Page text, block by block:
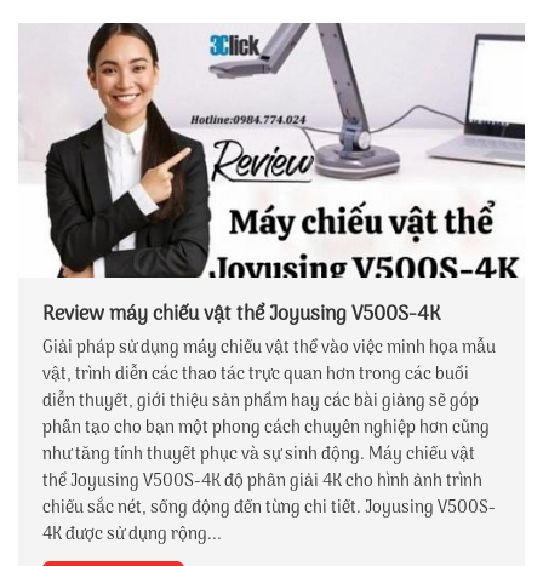
Review máy chiếu vật thể Joyusing V500S-4K
Giải pháp sử dụng máy chiếu vật thể vào việc minh họa mẫu
vật, trình diễn các thao tác trực quan hơn trong các buổi
diễn thuyết, giới thiệu sản phẩm hay các bài giảng sẽ góp
phần tạo cho bạn một phong cách chuyên nghiệp hơn cũng
như tăng tính thuyết phục và sự sinh động. Máy chiếu vật
thể Joyusing V500S-4K độ phân giải 4K cho hình ảnh trình
chiếu sắc nét, sống động đến từng chi tiết. Joyusing V500S-
4K được sử dụng rộng...